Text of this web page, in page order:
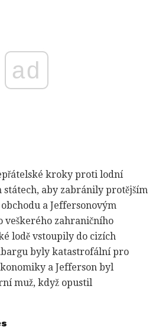
ad
kroky proti lodní
státech, aby zabránily protějším
a Jeffersonovým
veškerého zahraničního
lodě vstoupily do cizích
byly katastrofální pro
a Jefferson byl
muž, když opustil